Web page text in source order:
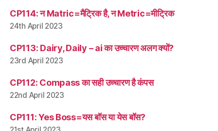
CP114: न Matric=मैट्रिक है, न Metric=मीट्रिक
24th April 2023
CP113: Dairy, Daily – ai का उच्चारण अलग क्यों?
23rd April 2023
CP112: Compass का सही उच्चारण है कंपस
22nd April 2023
CP111: Yes Boss=यस बॉस या येस बॉस?